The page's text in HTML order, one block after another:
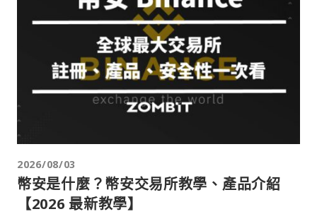
2026/08/03
幣安是什麼？幣安交易所教學、產品介紹
【2026 最新教學】